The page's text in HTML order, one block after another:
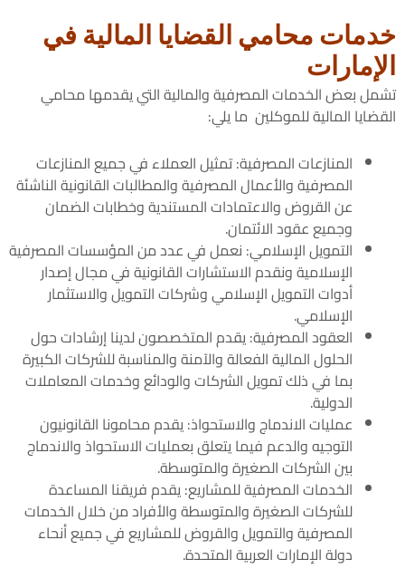
خدمات محامي القضايا المالية في
الإمارات
تشمل بعض الخدمات المصرفية والمالية التي يقدمها محامي
القضايا المالية للموكلين ما يلي:
المنازعات المصرفية: تمثيل العملاء في جميع المنازعات
المصرفية والأعمال المصرفية والمطالبات القانونية الناشئة
عن القروض والاعتمادات المستندية وخطابات الضمان
وجميع عقود الائتمان.
التمويل الإسلامي: نعمل في عدد من المؤسسات المصرفية
الإسلامية ونقدم الاستشارات القانونية في مجال إصدار
أدوات التمويل الإسلامي وشركات التمويل والاستثمار
الإسلامي.
العقود المصرفية: يقدم المتخصصون لدينا إرشادات حول
الحلول المالية الفعالة والآمنة والمناسبة للشركات الكبيرة
بما في ذلك تمويل الشركات والودائع وخدمات المعاملات
الدولية.
عمليات الاندماج والاستحواذ: يقدم محامونا القانونيون
التوجيه والدعم فيما يتعلق بعمليات الاستحواذ والاندماج
بين الشركات الصغيرة والمتوسطة.
الخدمات المصرفية للمشاريع: يقدم فريقنا المساعدة
للشركات الصغيرة والمتوسطة والأفراد من خلال الخدمات
المصرفية والتمويل والقروض للمشاريع في جميع أنحاء
دولة الإمارات العربية المتحدة.